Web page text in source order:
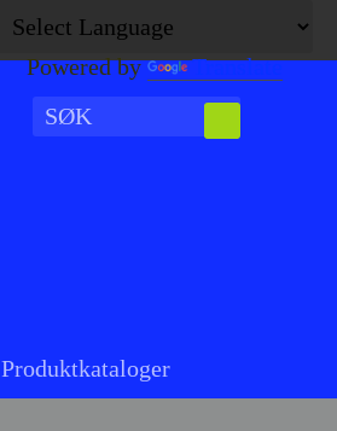
Produktkataloger
Powered by Translate